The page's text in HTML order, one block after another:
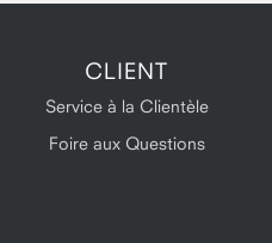
CLIENT
Service à la Clientèle
Foire aux Questions